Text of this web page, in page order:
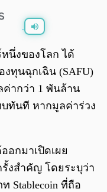
0:00 / 0:00
นึ่งของโลก ได้
ทุนฉุกเฉิน (SAFU)
ค่ากว่า 1 พันล้าน
ทันที หากมูลค่าร่วง
อกมาเปิดเผย
งสำคัญ โดยระบุว่า
Stablecoin ที่ถือ